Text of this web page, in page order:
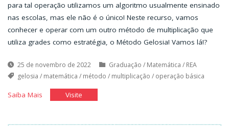
para tal operação utilizamos um algoritmo usualmente ensinado
nas escolas, mas ele não é o único! Neste recurso, vamos
conhecer e operar com um outro método de multiplicação que
utiliza grades como estratégia, o Método Gelosia! Vamos lá!?
25 de novembro de 2022 Graduação / Matemática / REA
gelosia / matemática / método / multiplicação / operação básica
Saiba Mais"Multiplicando
Visite"Multiplicando